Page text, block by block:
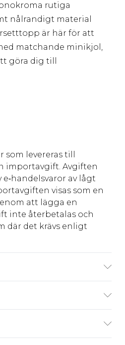
rutiga
nålrandigt material
är här för att
matchande minikjol,
göra dig till
levereras till
importavgift. Avgiften
av lågt
visas som en
att lägga en
inte återbetalas och
där det krävs enligt
kr80